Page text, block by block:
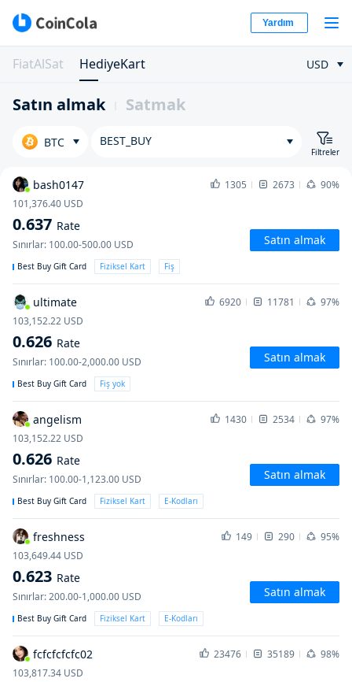
Yardım
FiatAlSat HediyeKart USD
Satın almak Satmak
BTC BEST_BUY
Filtreler
bash0147 1305 2673
90%
101,376.40 USD
0.637 Rate
Sınırlar: 100.00-500.00 USD Satın almak
Best Buy Gift Card Fiziksel Kart Fiş
ultimate 6920 11781
97%
103,152.22 USD
0.626 Rate
Sınırlar: 100.00-2,000.00 USD Satın almak
Best Buy Gift Card Fiş yok
angelism 1430 2534
97%
103,152.22 USD
0.626 Rate
Sınırlar: 100.00-1,123.00 USD Satın almak
Best Buy Gift Card Fiziksel Kart E-Kodları
freshness 149 290
95%
103,649.44 USD
0.623 Rate
Sınırlar:200.00-1,000.00 USD Satın almak
Best Buy Gift Card Fiziksel Kart E-Kodları
fcfcfcfcfc02 23476 35189
98%
103,817.34 USD